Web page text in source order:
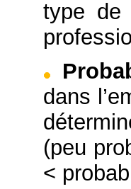
type de
dans
(peu
<